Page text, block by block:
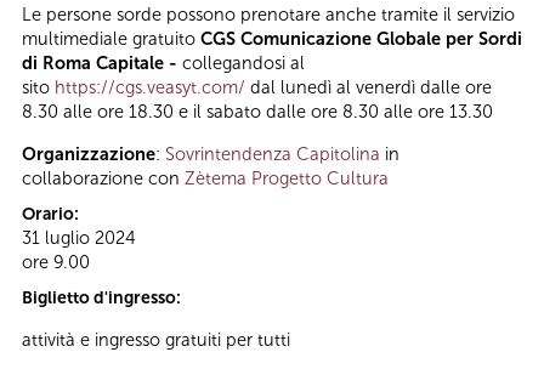
Le persone sorde possono prenotare anche tramite il servizio
multimediale gratuito CGS Comunicazione Globale per Sordi
di Roma Capitale - collegandosi al
sito https://cgs.veasyt.com/ dal lunedì al venerdì dalle ore
8.30 alle ore 18.30 e il sabato dalle ore 8.30 alle ore 13.30
Organizzazione: Sovrintendenza Capitolina in
collaborazione con Zètema Progetto Cultura
Orario:
31 luglio 2024
ore 9.00
Biglietto d'ingresso:
attività e ingresso gratuiti per tutti